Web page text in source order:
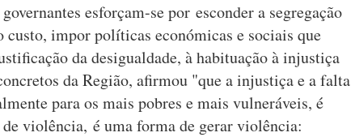
esforçam-se por esconder a segregação
custo, impor políticas económicas e sociais que
da desigualdade, à habituação à injustiça
da Região, afirmou "que a injustiça e a falta
para os mais pobres e mais vulneráveis, é
violência, é uma forma de gerar violência: